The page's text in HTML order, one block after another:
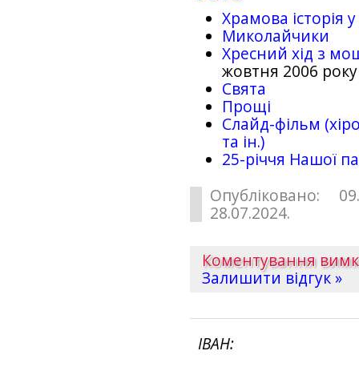
Храмова історія
Миколайчики
Хресний хід з
жовтня 2006 року
Свята
Прощі
Слайд-фільм
та ін.)
25-рiччя Нашої
Опубліковано:
28.07.2024.
Коментування
Залишити відгук »
ІВАН